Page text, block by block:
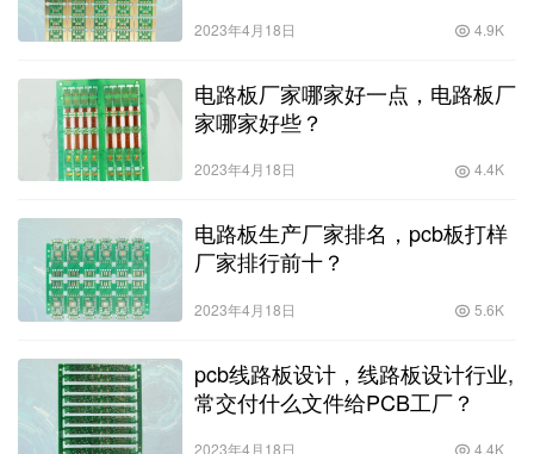
2023年4月18日 4.9K
电路板厂家哪家好一点，电路板厂
家哪家好些？
2023年4月18日 4.4K
电路板生产厂家排名，pcb板打样
厂家排行前十？
2023年4月18日 5.6K
pcb线路板设计，线路板设计行业,
常交付什么文件给PCB工厂？
2023年4月18日 4.4K